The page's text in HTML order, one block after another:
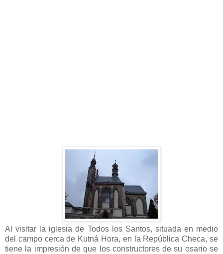
Al visitar la iglesia de Todos los Santos, situada en medio
del campo cerca de Kutná Hora, en la República Checa, se
tiene la impresión de que los constructores de su osario se